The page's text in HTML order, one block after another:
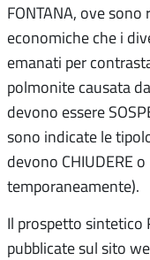
FONTANA, ove
economiche che i
emanati per
polmonite causata
devono essere
sono indicate le
devono CHIUDERE o
temporaneamente).
Il prospetto sintetico
pubblicate sul sito